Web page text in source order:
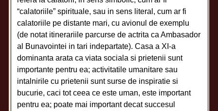
“calatoriile” spirituale, sau in sens literal, cum ar fi
calatoriile pe distante mari, cu avionul de exemplu
(de notat itinerariile parcurse de actrita ca Ambasador
al Bunavointei in tari indepartate). Casa a XI-a
dominanta arata ca viata sociala si prietenii sunt
importante pentru ea; activitatile umanitare sau
intalnirile cu prietenii sunt surse de inspiratie si
bucurie, caci tot ceea ce este uman, este important
pentru ea; poate mai important decat succesul